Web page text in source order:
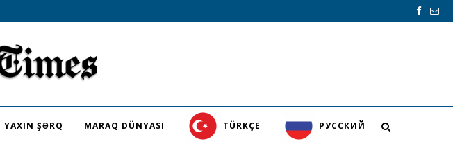
YAXIN ŞƏRQ MARAQ DÜNYASI TÜRKÇE PУССКИЙ